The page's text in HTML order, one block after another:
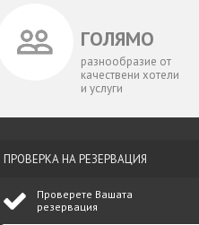
ГОЛЯМО
разнообразие от
качествени хотели
и услуги
ПРОВЕРКА НА РЕЗЕРВАЦИЯ
Проверете Вашата
резервация